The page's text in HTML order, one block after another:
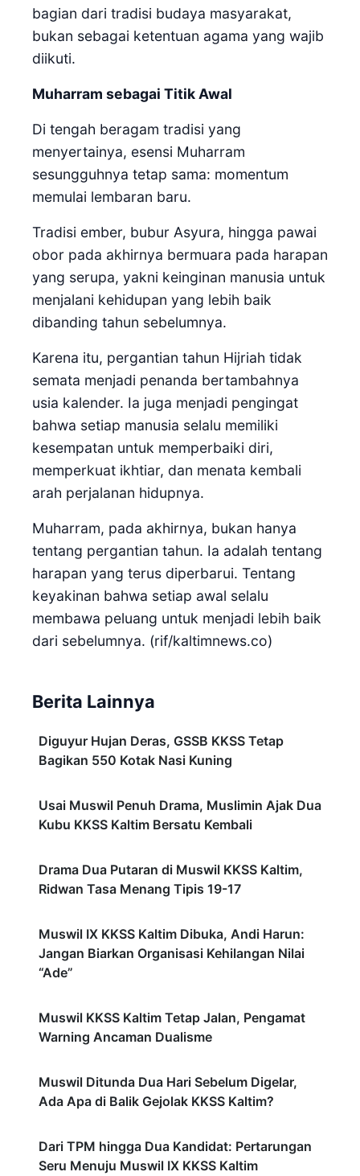
bagian dari tradisi budaya masyarakat,
bukan sebagai ketentuan agama yang wajib
diikuti.
Muharram sebagai Titik Awal
Di tengah beragam tradisi yang
menyertainya, esensi Muharram
sesungguhnya tetap sama: momentum
memulai lembaran baru.
Tradisi ember, bubur Asyura, hingga pawai
obor pada akhirnya bermuara pada harapan
yang serupa, yakni keinginan manusia untuk
menjalani kehidupan yang lebih baik
dibanding tahun sebelumnya.
Karena itu, pergantian tahun Hijriah tidak
semata menjadi penanda bertambahnya
usia kalender. Ia juga menjadi pengingat
bahwa setiap manusia selalu memiliki
kesempatan untuk memperbaiki diri,
memperkuat ikhtiar, dan menata kembali
arah perjalanan hidupnya.
Muharram, pada akhirnya, bukan hanya
tentang pergantian tahun. Ia adalah tentang
harapan yang terus diperbarui. Tentang
keyakinan bahwa setiap awal selalu
membawa peluang untuk menjadi lebih baik
dari sebelumnya. (rif/kaltimnews.co)
Berita Lainnya
Diguyur Hujan Deras, GSSB KKSS Tetap
Bagikan 550 Kotak Nasi Kuning
Usai Muswil Penuh Drama, Muslimin Ajak Dua
Kubu KKSS Kaltim Bersatu Kembali
Drama Dua Putaran di Muswil KKSS Kaltim,
Ridwan Tasa Menang Tipis 19-17
Muswil IX KKSS Kaltim Dibuka, Andi Harun:
Jangan Biarkan Organisasi Kehilangan Nilai
“Ade”
Muswil KKSS Kaltim Tetap Jalan, Pengamat
Warning Ancaman Dualisme
Muswil Ditunda Dua Hari Sebelum Digelar,
Ada Apa di Balik Gejolak KKSS Kaltim?
Dari TPM hingga Dua Kandidat: Pertarungan
Seru Menuju Muswil IX KKSS Kaltim